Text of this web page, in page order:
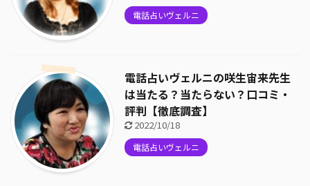
電話占いヴェルニ
電話占いヴェルニの咲生宙来先生
は当たる？当たらない？口コミ・
評判【徹底調査】
2022/10/18
電話占いヴェルニ